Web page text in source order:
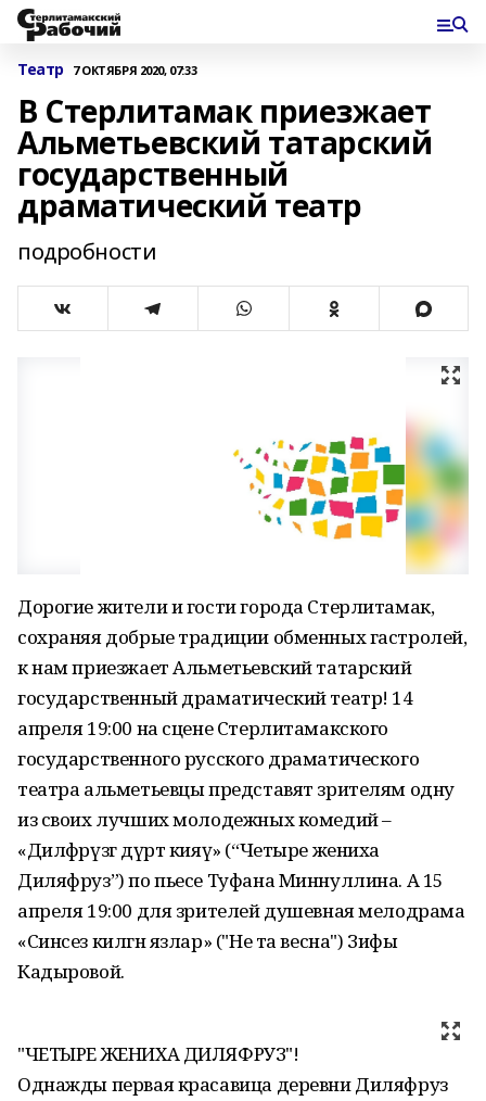
Театр 7 ОКТЯБРЯ 2020, 07:33
В Стерлитамак приезжает
Альметьевский татарский
государственный
драматический театр
подробности
Дорогие жители и гости города Стерлитамак,
сохраняя добрые традиции обменных гастролей,
к нам приезжает Альметьевский татарский
государственный драматический театр! 14
апреля 19:00 на сцене Стерлитамакского
государственного русского драматического
театра альметьевцы представят зрителям одну
из своих лучших молодежных комедий –
«Диләфрүзгә дүрт кияү» (“Четыре жениха
Диляфруз”) по пьесе Туфана Миннуллина. А 15
апреля 19:00 для зрителей душевная мелодрама
«Синсез килгән язлар» ("Не та весна") Зифы
Кадыровой.
"ЧЕТЫРЕ ЖЕНИХА ДИЛЯФРУЗ"!
Однажды первая красавица деревни Диляфруз